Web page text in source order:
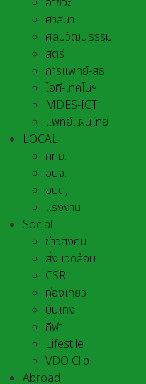
ศาสนา
ศิลปวัฒนธรรม
สตรี
การแพทย์-สธ
ไอที-เทคโนฯ
MDES-ICT
แพทย์แผนไทย
LOCAL
กทม.
อบจ.
อบต,
แรงงาน
Social
ข่าวสังคม
สิ่งแวดล้อม
CSR
ท่องเที่ยว
บันเทิง
กีฬา
Lifestile
VDO Clip
Abroad